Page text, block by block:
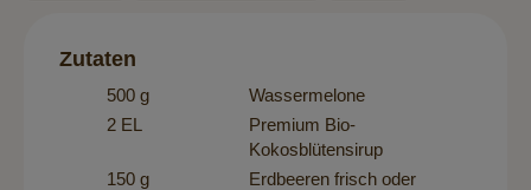
Zutaten
500 g
Wassermelone
2 EL
Premium Bio-
Kokosblütensirup
150 g
Erdbeeren frisch oder